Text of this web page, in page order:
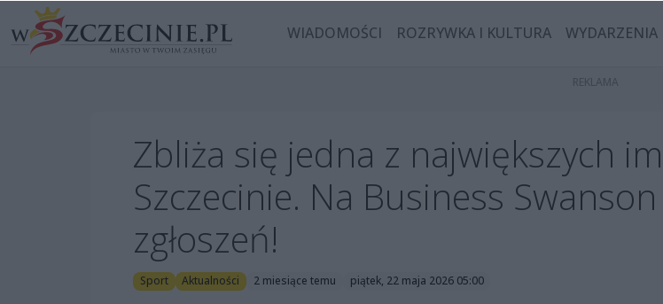
WIADOMOŚCI ROZRYWKA I KULTURA WYDARZENIA
Zbliża się jedna z największych
Szczecinie. Na Business
zgłoszeń!
Sport Aktualności 2 miesiące temu piątek, 22 maja 2026 05:00